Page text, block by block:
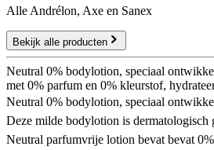
Alle Andrélon, Axe en Sanex
Bekijk alle producten
Neutral 0% bodylotion, speciaal
met 0% parfum en 0% kleurstof,
Neutral 0% bodylotion, speciaal
Deze milde bodylotion is dermatologisch
Neutral parfumvrije lotion bevat bevat